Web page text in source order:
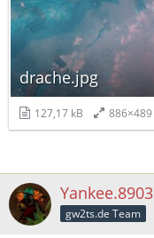
drache.jpg
127,17 kB 886×489
Yankee.8903
gw2ts.de Team